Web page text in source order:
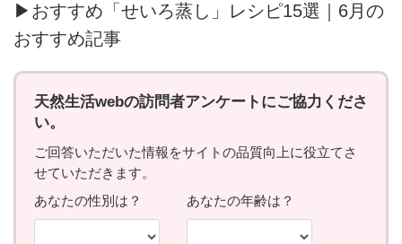
▶おすすめ「せいろ蒸し」レシピ15選｜6月の
おすすめ記事